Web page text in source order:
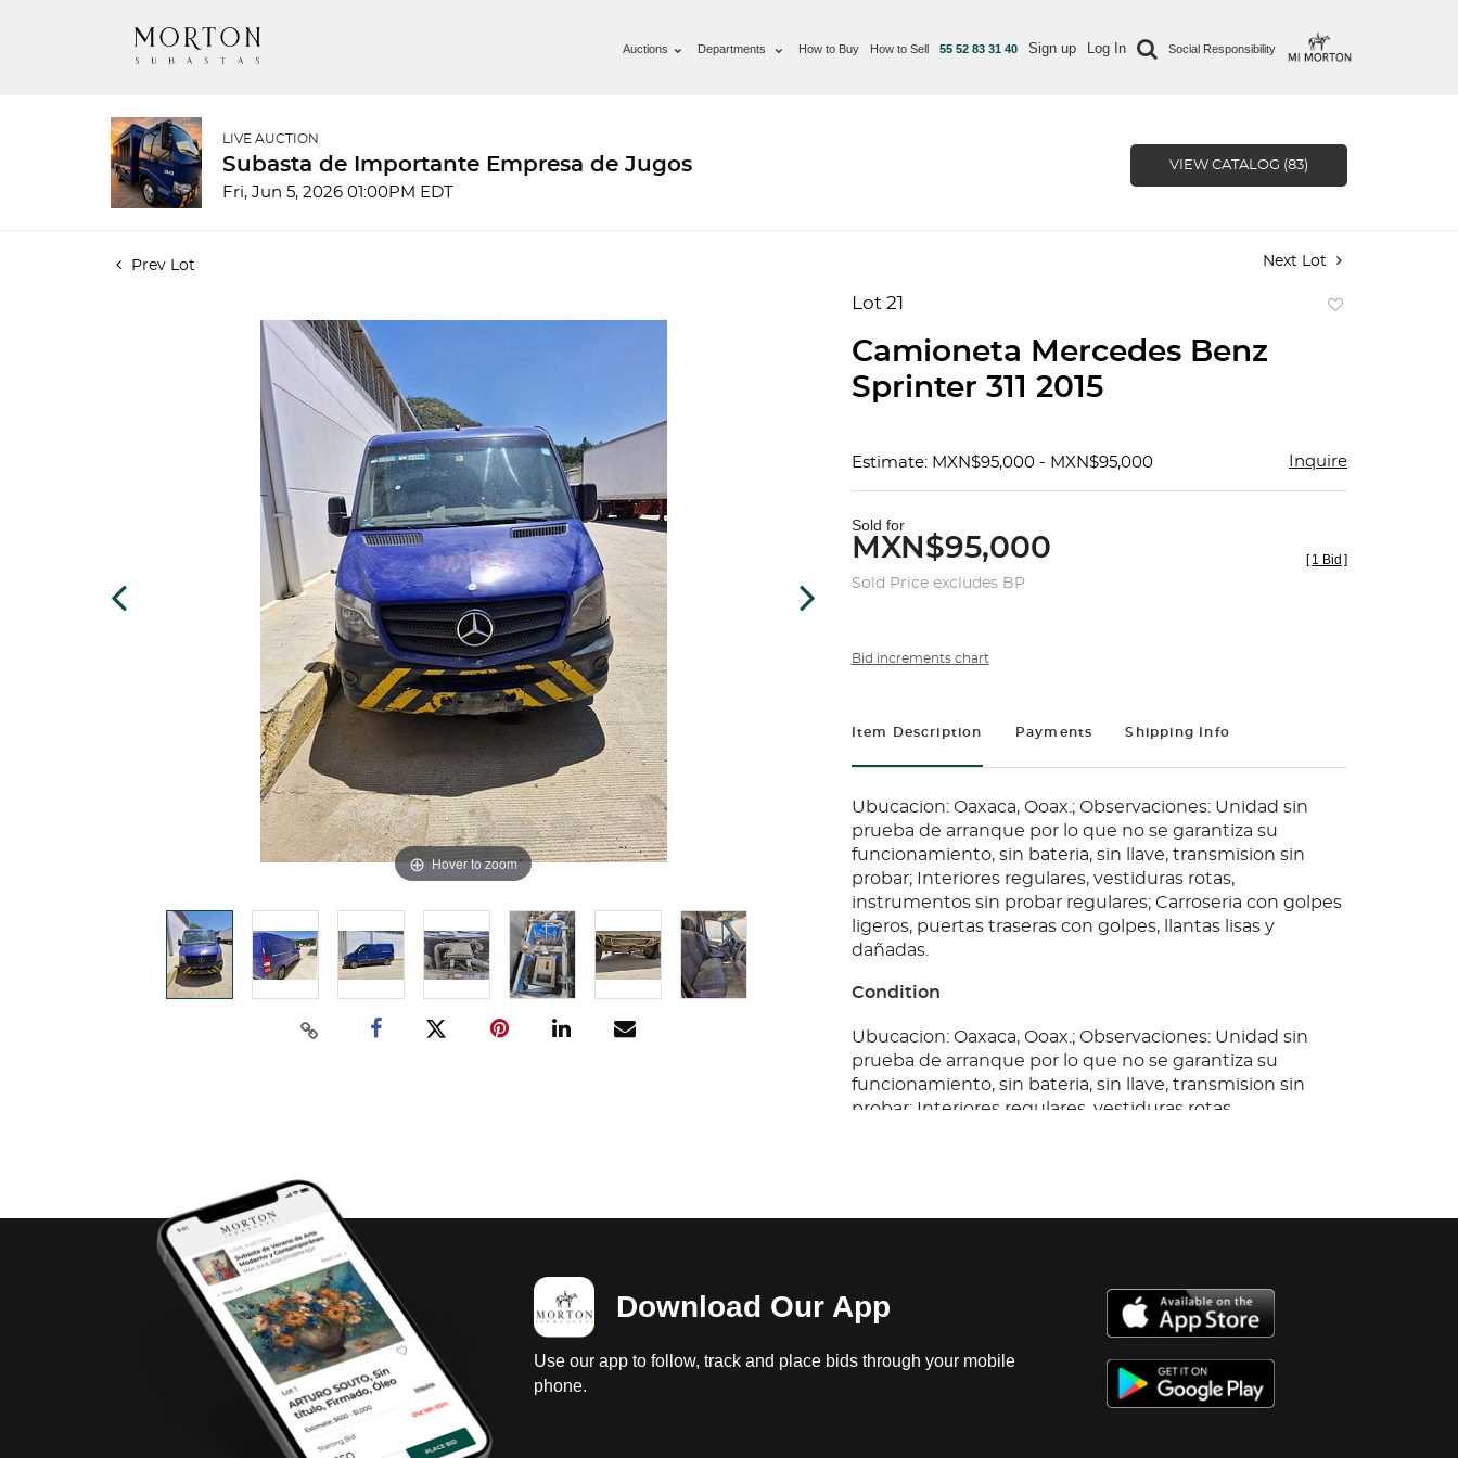
Auctions Departments How to Buy How to Sell 55 52 83 31 40 Sign up Log In Social Responsibility
LIVE AUCTION
Subasta de Importante Empresa de Jugos
Fri, Jun 5, 2026 01:00PM EDT
VIEW CATALOG (83)
Prev Lot Next Lot
Hover to zoom
Lot 21
Camioneta Mercedes Benz
Sprinter 311 2015
Estimate: MXN$95,000 - MXN$95,000 Inquire
Sold for
MXN$95,000
Sold Price excludes BP
[ 1 Bid ]
Bid increments chart
Item Description Payments Shipping Info
Ubucacion: Oaxaca, Ooax.; Observaciones: Unidad sin
prueba de arranque por lo que no se garantiza su
funcionamiento, sin bateria, sin llave, transmision sin
probar; Interiores regulares, vestiduras rotas,
instrumentos sin probar regulares; Carroseria con golpes
ligeros, puertas traseras con golpes, llantas lisas y
dañadas.
Condition
Ubucacion: Oaxaca, Ooax.; Observaciones: Unidad sin
prueba de arranque por lo que no se garantiza su
funcionamiento, sin bateria, sin llave, transmision sin
probar; Interiores regulares, vestiduras rotas,
Download Our App
Use our app to follow, track and place bids through your mobile
phone.